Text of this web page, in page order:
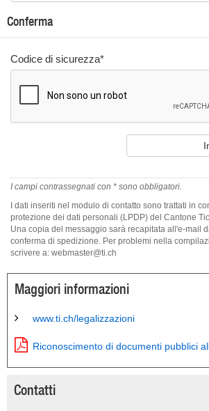
Conferma
Codice di sicurezza*
I campi contrassegnati con * sono obbligatori.
I dati inseriti nel modulo di contatto sono trattati in
protezione dei dati personali (LPDP) del Cantone
Una copia del messaggio sarà recapitata all'e-mail
conferma di spedizione. Per problemi nella
scrivere a: webmaster@ti.ch
Maggiori informazioni
www.ti.ch/legalizzazioni
Riconoscimento di documenti pubblici
Contatti